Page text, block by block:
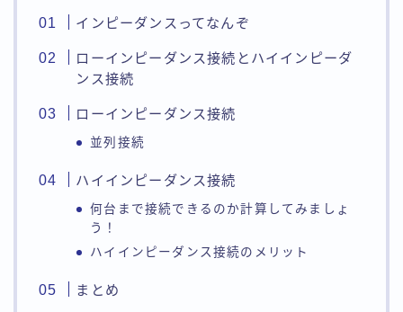
インピーダンスってなんぞ
ローインピーダンス接続とハイインピーダ
ンス接続
ローインピーダンス接続
並列接続
ハイインピーダンス接続
何台まで接続できるのか計算してみましょ
う！
ハイインピーダンス接続のメリット
まとめ